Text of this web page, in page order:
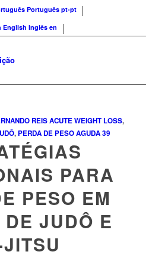
Português pt-pt
English Inglês en
REIS ACUTE WEIGHT LOSS,
,PERDA DE PESO AGUDA 39
PARA
PESO EM
JUDÔ E